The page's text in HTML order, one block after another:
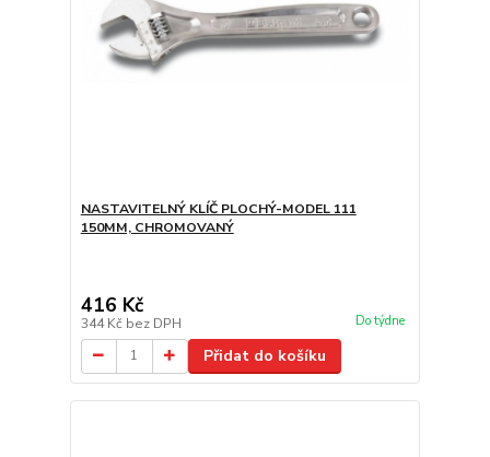
NASTAVITELNÝ KLÍČ PLOCHÝ-MODEL 111
150MM, CHROMOVANÝ
416 Kč
344 Kč bez DPH Do týdne
Přidat do košíku